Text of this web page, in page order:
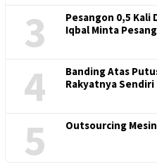
3
Pesangon 0,5 Kali
Iqbal Minta
4
Banding Atas
Rakyatnya Sendiri
5 Outsourcing